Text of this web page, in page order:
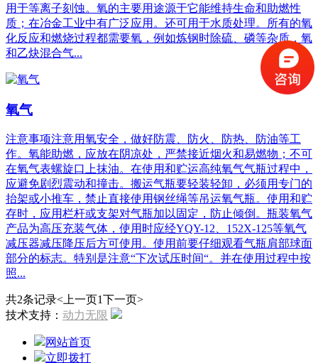
用于等离子刻蚀。氧的主要用途源于它能维持生命和助燃性
质；在冶金工业中有广泛应用。还可用于水质处理。所有的氧
化反应和燃烧过程都需要氧，例如炼钢时除硫、磷等杂质，氧
和乙炔混合气...
氧气
注意事项注意用氧安全，做好防震、防火、防热、防油等工
作。氧能助燃，应放在阴凉处，严禁接近烟火和易燃物；不可
在氧气表螺旋口上抹油。在使用和贮运高纯氧气气瓶过程中，
应避免剧烈震动和撞击。搬运气瓶要轻装轻卸，必须用专门的
抬架或小推车，禁止直接使用钢丝绳等吊运氧气瓶。使用和贮
存时，应用栏杆或支架对气瓶加以固定，防止倾倒。瓶装氧气
产品为高压充装气体，使用时应经YQY-12、152X-125等氧气
减压器减压降压后方可使用。使用前要仔细观看气瓶肩部球面
部分的标志。特别是注意“下次试压时间“。并在使用过程中按
照...
共2条记录<上一页1下一页>
技术支持： 动力无限
网站首页
立即拨打